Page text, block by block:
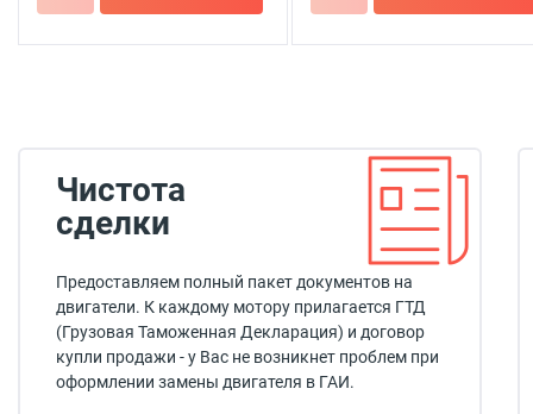
Чистота
сделки
Предоставляем полный пакет документов на
двигатели. К каждому мотору прилагается ГТД
(Грузовая Таможенная Декларация) и договор
купли продажи - у Вас не возникнет проблем при
оформлении замены двигателя в ГАИ.